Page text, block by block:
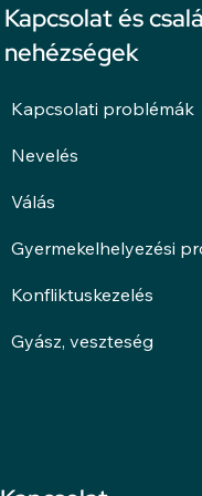
Kapcsolat és
nehézségek
Kapcsolati problémák
Nevelés
Válás
Gyermekelhelyezési
Konfliktuskezelés
Gyász, veszteség